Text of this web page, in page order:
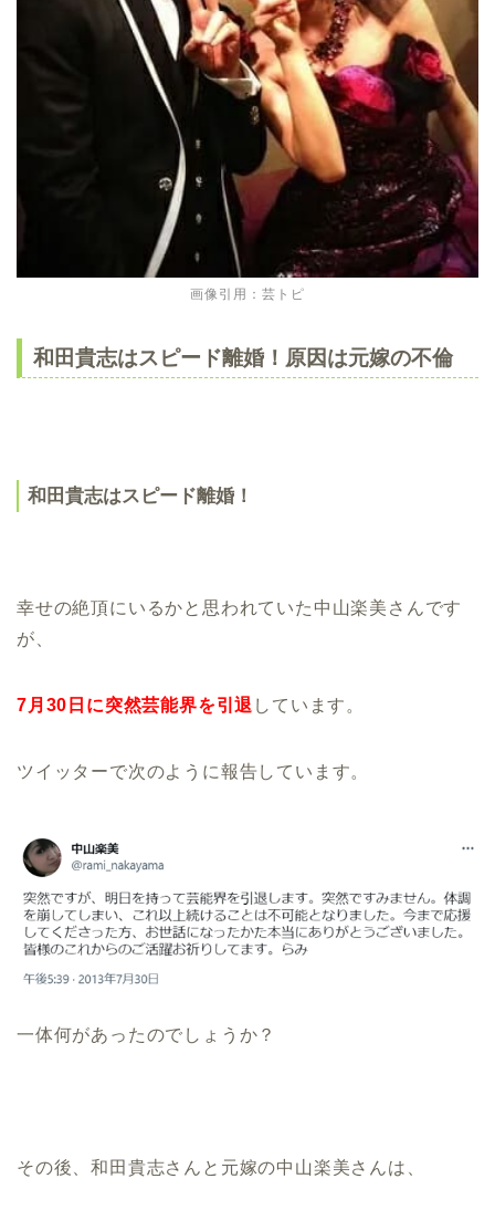
画像引用：芸トピ
和田貴志はスピード離婚！原因は元嫁の不倫
和田貴志はスピード離婚！
幸せの絶頂にいるかと思われていた中山楽美さんです
が、
7月30日に突然芸能界を引退 しています。
ツイッターで次のように報告しています。
一体何があったのでしょうか？
その後、和田貴志さんと元嫁の中山楽美さんは、